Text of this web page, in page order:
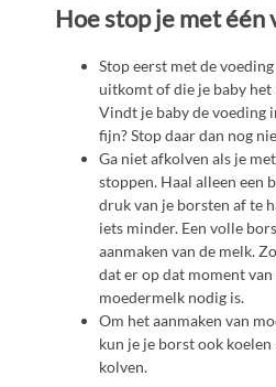
Hoe stop je met één
Stop eerst met de
uitkomt of die je baby
Vindt je baby de voeding
fijn? Stop daar dan nog
Ga niet afkolven als je
stoppen. Haal alleen een
druk van je borsten af te
iets minder. Een volle
aanmaken van de melk.
dat er op dat moment van
moedermelk nodig is.
Om het aanmaken van
kun je je borst ook
kolven.